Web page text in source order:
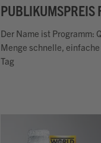
PUBLIKUMSPREIS
Der Name ist Programm:
Menge schnelle,
Tag